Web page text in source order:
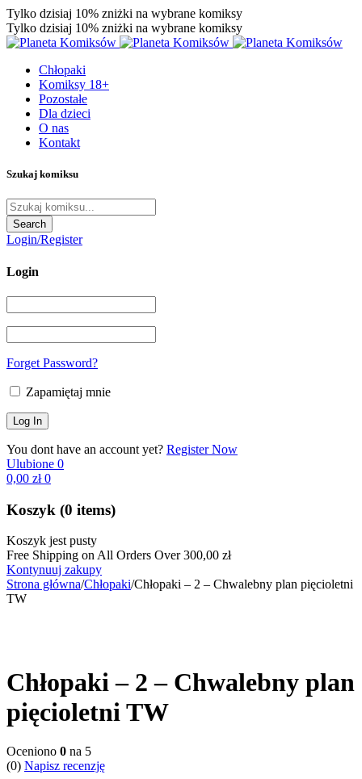
Tylko dzisiaj 10% zniżki na wybrane komiksy
Tylko dzisiaj 10% zniżki na wybrane komiksy
Chłopaki
Komiksy 18+
Pozostałe
Dla dzieci
O nas
Kontakt
Szukaj komiksu
Login/Register
Login
Forget Password?
Zapamiętaj mnie
You dont have an account yet? Register Now
Ulubione 0
0,00 zł 0
Koszyk (0 items)
Koszyk jest pusty
Free Shipping on All Orders Over300,00 zł
Kontynuuj zakupy
Strona główna/Chłopaki/Chłopaki – 2 – Chwalebny plan pięcioletni
TW
Chłopaki – 2 – Chwalebny plan
pięcioletni TW
Oceniono 0 na 5
(0) Napisz recenzję